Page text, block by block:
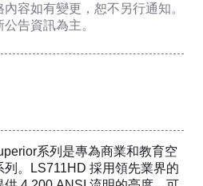
內容如有變更，恕不另行通知。
告資訊為主。
系列是專為商業和教育空
。LS711HD 採用領先業界的